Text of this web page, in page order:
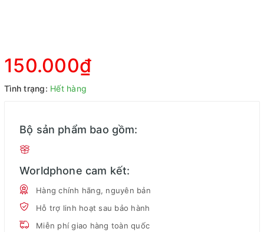
150.000₫
Tình trạng: Hết hàng
Bộ sản phẩm bao gồm:
Worldphone cam kết:
Hàng chính hãng, nguyên bản
Hỗ trợ linh hoạt sau bảo hành
Miễn phí giao hàng toàn quốc